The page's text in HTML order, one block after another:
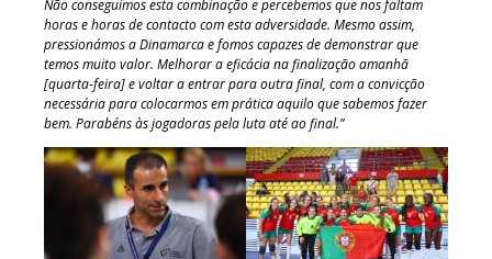
Não conseguimos esta combinação e percebemos que nos faltam
horas e horas de contacto com esta adversidade. Mesmo assim,
pressionámos a Dinamarca e fomos capazes de demonstrar que
temos muito valor. Melhorar a eficácia na finalização amanhã
[quarta-feira] e voltar a entrar para outra final, com a convicção
necessária para colocarmos em prática aquilo que sabemos fazer
bem. Parabéns às jogadoras pela luta até ao final.”